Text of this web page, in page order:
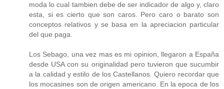
moda lo cual tambien debe de ser indicador de algo y, claro
esta, si es cierto que son caros. Pero caro o barato son
conceptos relativos y se basa en la apreciacion particular
del que paga.
Los Sebago, una vez mas es mi opinion, llegaron a España
desde USA con su originalidad pero tuvieron que sucumbir
a la calidad y estilo de los Castellanos. Quiero recordar que
los mocasines son de origen americano. En la epoca de los